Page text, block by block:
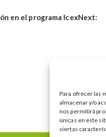
Para ofrecer las
almacenar y/o
nos permitirá
únicas en este
ciertas
en el programa IcexNext: